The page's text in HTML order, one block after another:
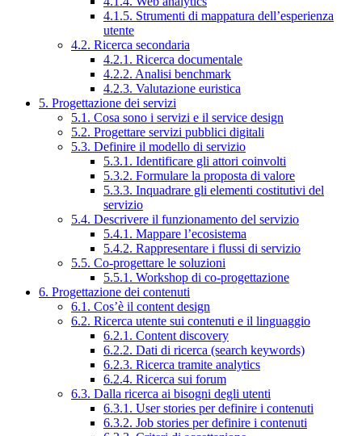
4.1.5. Strumenti di mappatura dell’esperienza
utente
4.2. Ricerca secondaria
4.2.1. Ricerca documentale
4.2.2. Analisi benchmark
4.2.3. Valutazione euristica
5. Progettazione dei servizi
5.1. Cosa sono i servizi e il service design
5.2. Progettare servizi pubblici digitali
5.3. Definire il modello di servizio
5.3.1. Identificare gli attori coinvolti
5.3.2. Formulare la proposta di valore
5.3.3. Inquadrare gli elementi costitutivi del
servizio
5.4. Descrivere il funzionamento del servizio
5.4.1. Mappare l’ecosistema
5.4.2. Rappresentare i flussi di servizio
5.5. Co-progettare le soluzioni
5.5.1. Workshop di co-progettazione
6. Progettazione dei contenuti
6.1. Cos’è il content design
6.2. Ricerca utente sui contenuti e il linguaggio
6.2.1. Content discovery
6.2.2. Dati di ricerca (search keywords)
6.2.3. Ricerca tramite analytics
6.2.4. Ricerca sui forum
6.3. Dalla ricerca ai bisogni degli utenti
6.3.1. User stories per definire i contenuti
6.3.2. Job stories per definire i contenuti